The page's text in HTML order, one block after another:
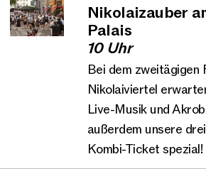
Nikolaizauber
Palais
10 Uhr
Bei dem zweitägigen
Nikolaiviertel
Live-Musik und
außerdem unsere
Kombi-Ticket spezial!